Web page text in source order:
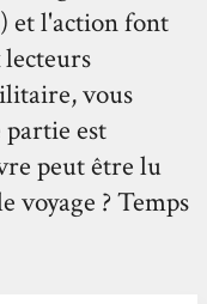
et l'action font
vous
est
peut être lu
voyage ? Temps